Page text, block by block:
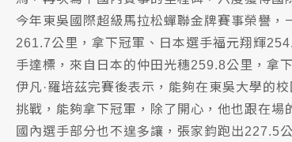
今年東吳國際超級馬拉松蟬聯金牌賽事榮譽
261.7公里，拿下冠軍、日本選手福元翔輝
手達標，來自日本的仲田光穗259.8公里，拿
伊凡·羅培茲完賽後表示，能夠在東吳大學的
挑戰，能夠拿下冠軍，除了開心，他也跟在場
國內選手部分也不遑多讓，張家鈞跑出227.5